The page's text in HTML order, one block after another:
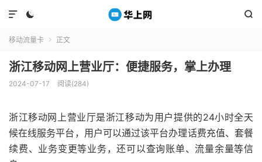
 

移动流量卡  正文
浙江移动网上营业厅：便捷服务，掌上办理
2024-07-17 阅读(284)
浙江移动网上营业厅是浙江移动为用户提供的24小时全天
候在线服务平台，用户可以通过该平台办理话费充值、套餐
续费、业务变更等业务，还可以查询账单、流量余量等信